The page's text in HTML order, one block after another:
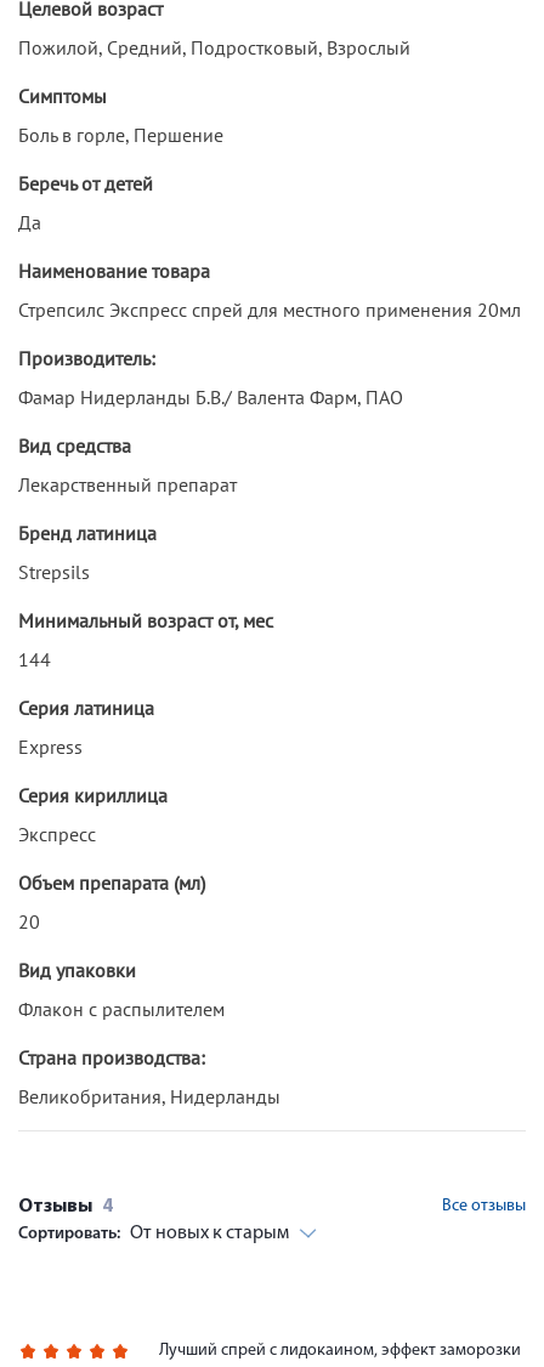
Целевой возраст
Пожилой, Средний, Подростковый, Взрослый
Симптомы
Боль в горле, Першение
Беречь от детей
Да
Наименование товара
Стрепсилс Экспресс спрей для местного применения 20мл
Производитель:
Фамар Нидерланды Б.В./ Валента Фарм, ПАО
Вид средства
Лекарственный препарат
Бренд латиница
Strepsils
Минимальный возраст от, мес
144
Серия латиница
Express
Серия кириллица
Экспресс
Объем препарата (мл)
20
Вид упаковки
Флакон с распылителем
Страна производства:
Великобритания, Нидерланды
Отзывы 4
Все отзывы
Сортировать: От новых к старым
Лучший спрей с лидокаином, эффект заморозки